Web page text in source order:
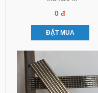
0 đ
ĐẶT MUA